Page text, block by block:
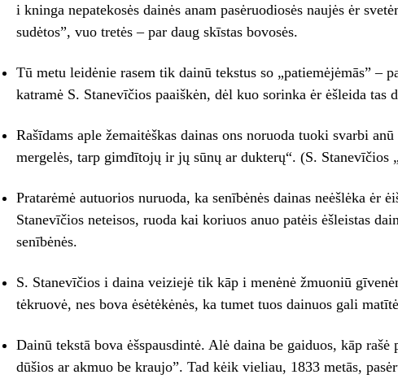
i kninga nepatekosės dainės anam pasėruodiosės naujės ėr
sudėtos”, vuo tretės – par daug skīstas bovosės.
Tū metu leidėnie rasem tik dainū tekstus so „patiemėjėmās” –
katramė S. Stanevīčios paaiškėn, dėl kuo sorinka ėr ėšleida tas
Rašīdams aple žemaitėškas dainas ons noruoda tuoki svarbi
mergelės, tarp gimdītojų ir jų sūnų ar dukterų“. (S. Stanevīčios
Pratarėmė autuorios nuruoda, ka senībėnės dainas neėšlėka ėr
Stanevīčios neteisos, ruoda kai koriuos anuo patėis ėšleistas
senībėnės.
S. Stanevīčios i daina veiziejė tik kāp i menėnė žmuoniū
tėkruovė, nes bova ėsėtėkėnės, ka tumet tuos dainuos gali
Dainū tekstā bova ėšspausdintė. Alė daina be gaiduos, kāp
dūšios ar akmuo be kraujo”. Tad kėik vieliau, 1833 metās,